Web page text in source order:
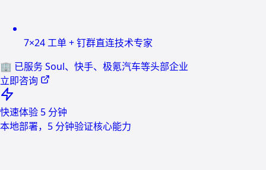
7×24 工单 + 钉群直连技术专家
🏢 已服务 Soul、快手、极氪汽车等头部企业
立即咨询
快速体验 5 分钟
本地部署，5 分钟验证核心能力